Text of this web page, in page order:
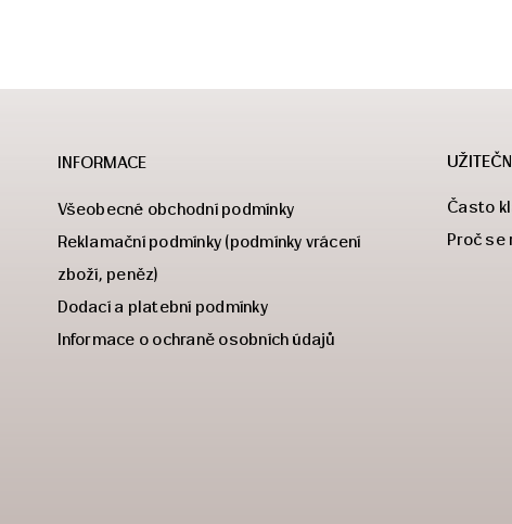
INFORMACE
Všeobecné obchodní podmínky
Reklamační podmínky (podmínky vrácení
zboží, peněz)
Dodací a platební podmínky
Informace o ochraně osobních údajů
Často
Proč